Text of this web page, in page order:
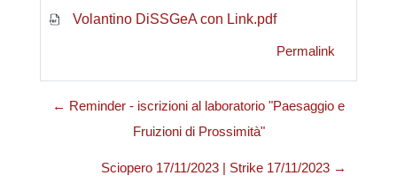
Volantino DiSSGeA con Link.pdf
Permalink
← Reminder - iscrizioni al laboratorio "Paesaggio e
Fruizioni di Prossimità"
Sciopero 17/11/2023 | Strike 17/11/2023 →